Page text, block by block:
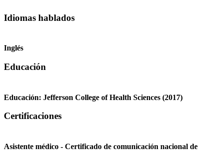
Idiomas hablados
Inglés
Educación
Educación: Jefferson College of Health Sciences (2017)
Certificaciones
Asistente médico - Certificado de comunicación nacional de